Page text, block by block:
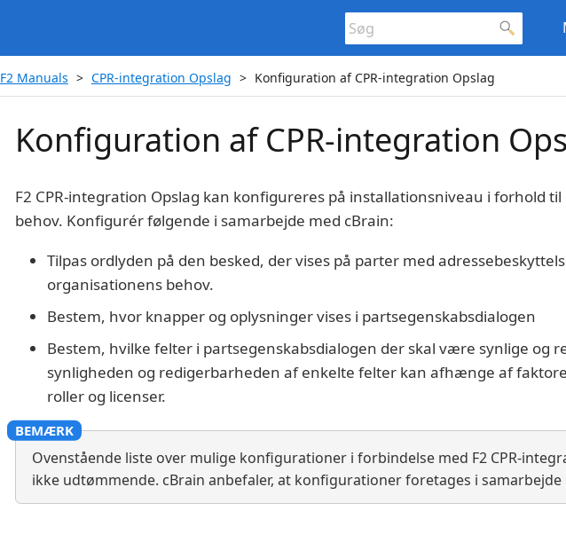
F2 Manuals CPR-integration Opslag Konfiguration af CPR-integration Opslag
Konfiguration af CPR-integration
F2 CPR-integration Opslag kan konfigureres på installationsniveau i forhold
behov. Konfigurér følgende i samarbejde med cBrain:
Tilpas ordlyden på den besked, der vises på parter med
organisationens behov.
Bestem, hvor knapper og oplysninger vises i partsegenskabsdialogen
Bestem, hvilke felter i partsegenskabsdialogen der skal være synlige og
synligheden og redigerbarheden af enkelte felter kan afhænge af
roller og licenser.
Ovenstående liste over mulige konfigurationer i forbindelse med F2 CPR-
ikke udtømmende. cBrain anbefaler, at konfigurationer foretages i samarbejde